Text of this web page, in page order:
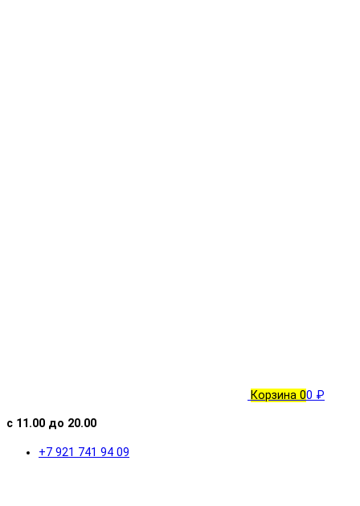
Корзина 00 ₽
с 11.00 до 20.00
+7 921 741 94 09